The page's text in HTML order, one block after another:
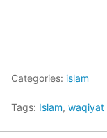
Categories: islam
Tags: Islam, waqiyat